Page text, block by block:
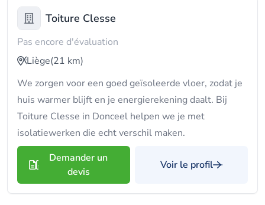
Toiture Clesse
Pas encore d'évaluation
Liège(21 km)
We zorgen voor een goed geïsoleerde vloer, zodat je
huis warmer blijft en je energierekening daalt. Bij
Toiture Clesse in Donceel helpen we je met
isolatiewerken die echt verschil maken.
Demander un
devis
Voir le profil